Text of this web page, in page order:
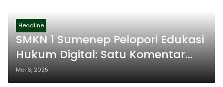
Headline
SMKN 1 Sumenep Pelopori Edukasi
Hukum Digital: Satu Komentar
Bisa Jadi Petaka
Mei 6, 2025